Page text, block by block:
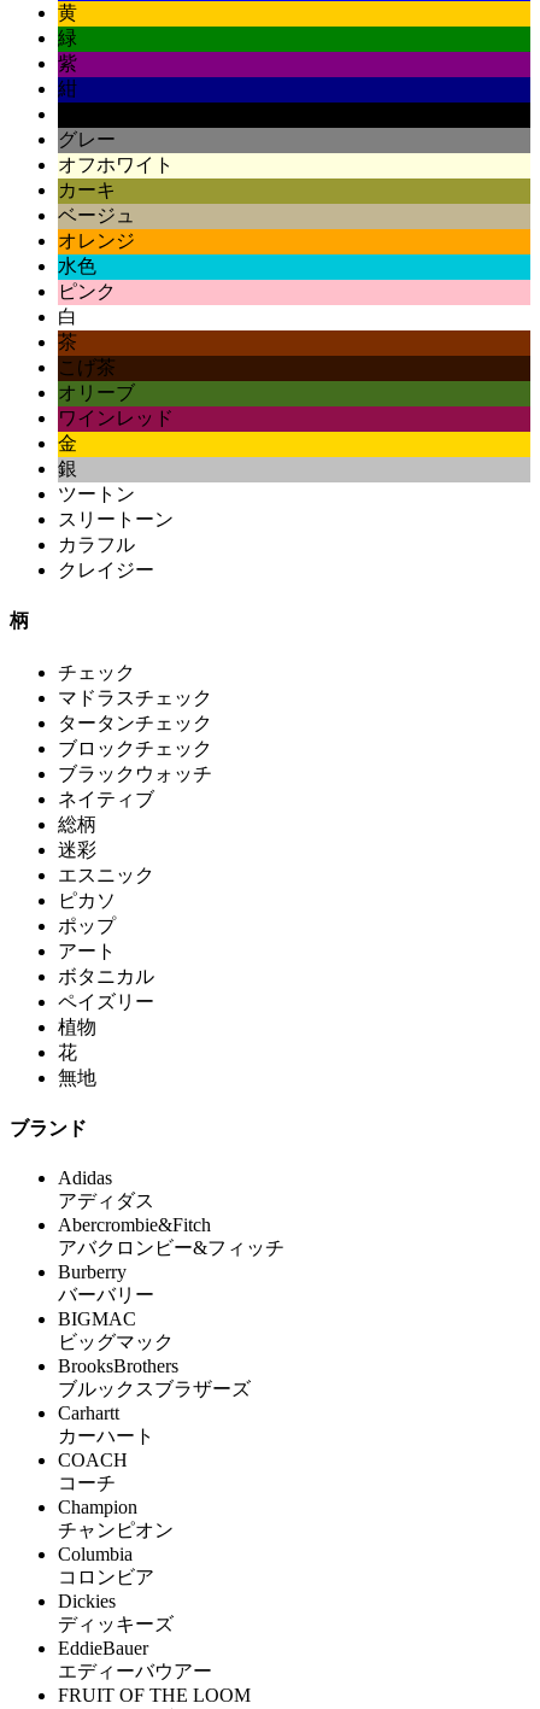
黄
緑
紫
紺
グレー
オフホワイト
カーキ
ベージュ
オレンジ
水色
ピンク
白
茶
こげ茶
オリーブ
ワインレッド
金
銀
ツートン
スリートーン
カラフル
クレイジー
柄
チェック
マドラスチェック
タータンチェック
ブロックチェック
ブラックウォッチ
ネイティブ
総柄
迷彩
エスニック
ピカソ
ポップ
アート
ボタニカル
ペイズリー
植物
花
無地
ブランド
Adidas
アディダス
Abercrombie&Fitch
アバクロンビー&フィッチ
Burberry
バーバリー
BIGMAC
ビッグマック
BrooksBrothers
ブルックスブラザーズ
Carhartt
カーハート
COACH
コーチ
Champion
チャンピオン
Columbia
コロンビア
Dickies
ディッキーズ
EddieBauer
エディーバウアー
FRUIT OF THE LOOM